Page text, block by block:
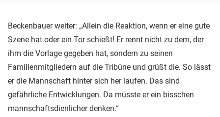
Beckenbauer weiter: „Allein die Reaktion, wenn er eine gute
Szene hat oder ein Tor schießt! Er rennt nicht zu dem, der
ihm die Vorlage gegeben hat, sondern zu seinen
Familienmitgliedern auf die Tribüne und grüßt die. So lässt
er die Mannschaft hinter sich her laufen. Das sind
gefährliche Entwicklungen. Da müsste er ein bisschen
mannschaftsdienlicher denken.“